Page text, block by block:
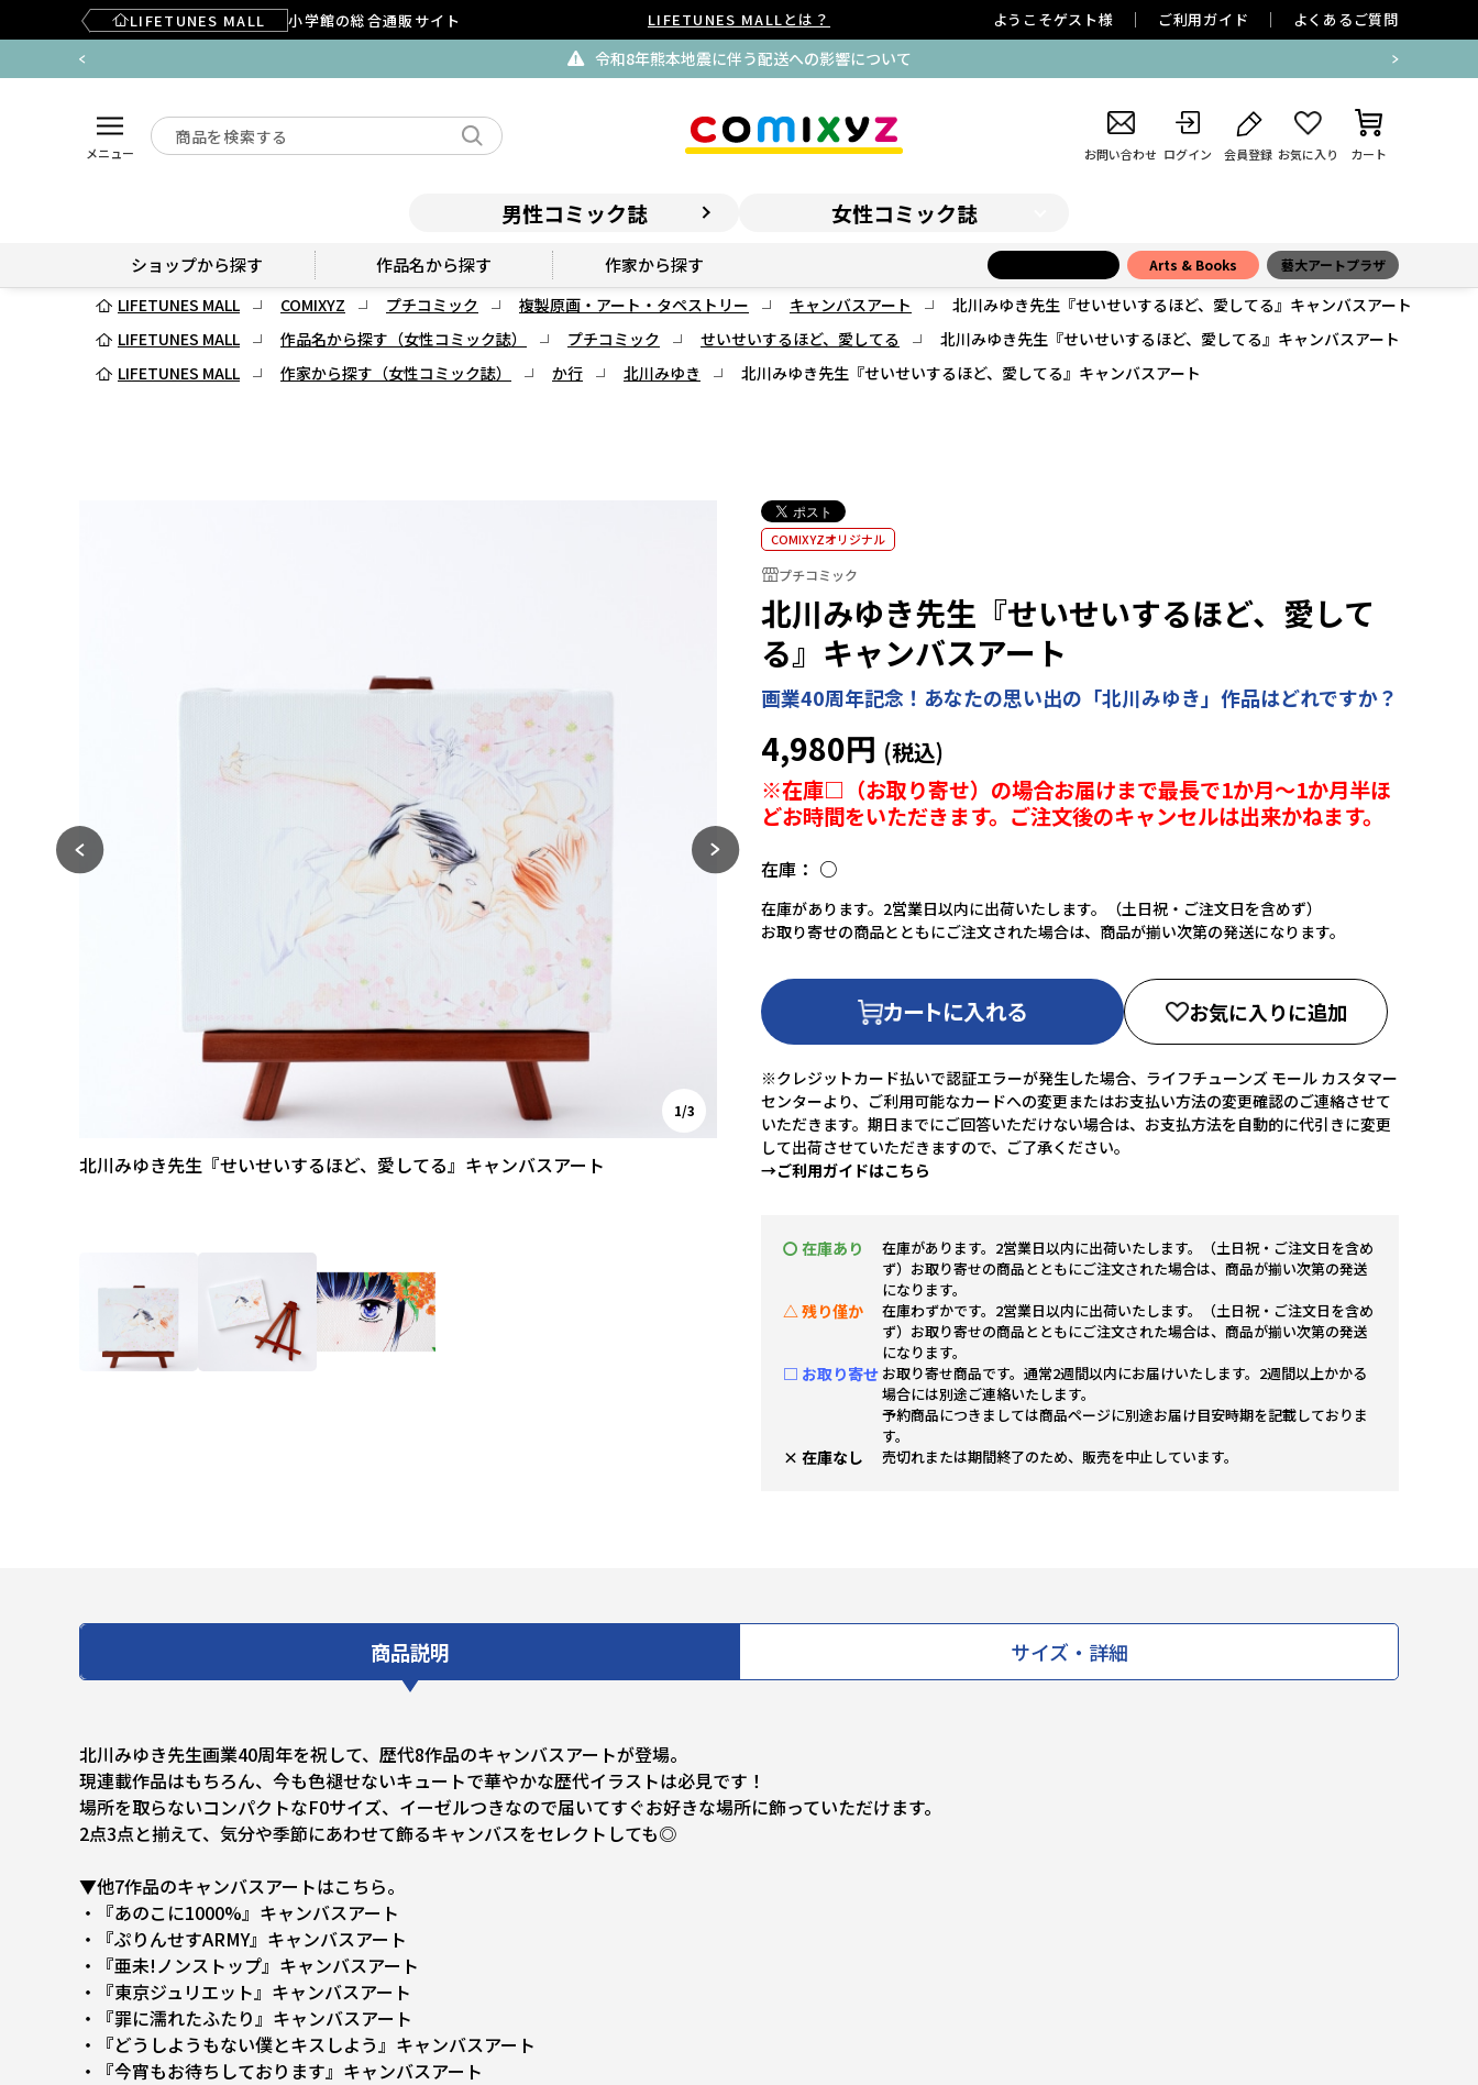
LIFETUNES MALL 小学館の総合通販サイト LIFETUNES MALLとは？ ようこそゲスト様 ご利用ガイド よくあるご質問
令和8年熊本地震に伴う配送への影響について
メニュー お問い合わせ ログイン 会員登録 お気に入り カート
男性コミック誌 女性コミック誌
ショップから探す 作品名から探す 作家から探す Arts & Books 藝大アートプラザ
LIFETUNES MALL COMIXYZ プチコミック 複製原画・アート・タペストリー キャンバスアート
北川みゆき先生『せいせいするほど、愛してる』キャンバスアート
LIFETUNES MALL
作品名から探す（女性コミック誌） プチコミック せいせいするほど、愛してる
北川みゆき先生『せいせいするほど、愛してる』キャンバスアート
LIFETUNES MALL
作家から探す（女性コミック誌） か行 北川みゆき 北川みゆき先生『せいせいするほど、愛してる』キャンバスアート
北川みゆき先生『せいせいするほど、愛してる』キャンバスアート
1/3
COMIXYZオリジナル
プチコミック
北川みゆき先生『せいせいするほど、愛して
る』キャンバスアート
画業40周年記念！あなたの思い出の「北川みゆき」作品はどれですか？
4,980円
※在庫□（お取り寄せ）の場合お届けまで最長で1か月～1か月半ほ
どお時間をいただきます。ご注文後のキャンセルは出来かねます。
在庫： ○
在庫があります。2営業日以内に出荷いたします。（土日祝・ご注文日を含めず）
お取り寄せの商品とともにご注文された場合は、商品が揃い次第の発送になります。
カートに入れる お気に入りに追加
※クレジットカード払いで認証エラーが発生した場合、ライフチューンズ モール カスタマー
センターより、ご利用可能なカードへの変更またはお支払い方法の変更確認のご連絡させて
いただきます。期日までにご回答いただけない場合は、お支払方法を自動的に代引きに変更
して出荷させていただきますので、ご了承ください。
→ご利用ガイドはこちら
〇 在庫あり
在庫があります。2営業日以内に出荷いたします。（土日祝・ご注文日を含め
ず）お取り寄せの商品とともにご注文された場合は、商品が揃い次第の発送
になります。
△ 残り僅か
在庫わずかです。2営業日以内に出荷いたします。（土日祝・ご注文日を含め
ず）お取り寄せの商品とともにご注文された場合は、商品が揃い次第の発送
になります。
□ お取り寄せ お取り寄せ商品です。通常2週間以内にお届けいたします。2週間以上かかる
場合には別途ご連絡いたします。
予約商品につきましては商品ページに別途お届け目安時期を記載しておりま
す。
× 在庫なし 売切れまたは期間終了のため、販売を中止しています。
商品説明 サイズ・詳細
北川みゆき先生画業40周年を祝して、歴代8作品のキャンバスアートが登場。
現連載作品はもちろん、今も色褪せないキュートで華やかな歴代イラストは必見です！
場所を取らないコンパクトなF0サイズ、イーゼルつきなので届いてすぐお好きな場所に飾っていただけます。
2点3点と揃えて、気分や季節にあわせて飾るキャンバスをセレクトしても◎
▼他7作品のキャンバスアートはこちら。
・『あのこに1000%』キャンバスアート
・『ぷりんせすARMY』キャンバスアート
・『亜未!ノンストップ』キャンバスアート
・『東京ジュリエット』キャンバスアート
・『罪に濡れたふたり』キャンバスアート
・『どうしようもない僕とキスしよう』キャンバスアート
・『今宵もお待ちしております』キャンバスアート